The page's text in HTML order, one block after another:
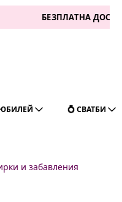
БЕЗПЛАТНА ДОСТАВКА ЗА
💍 СВАТБИ
и забавления